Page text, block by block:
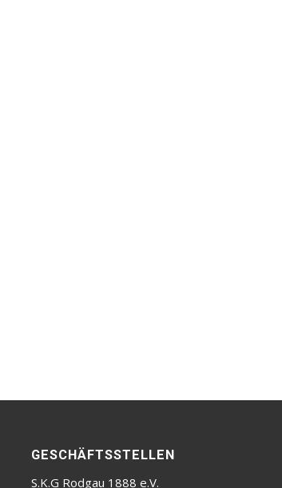
GESCHÄFTSSTELLEN
S.K.G Rodgau 1888 e.V.